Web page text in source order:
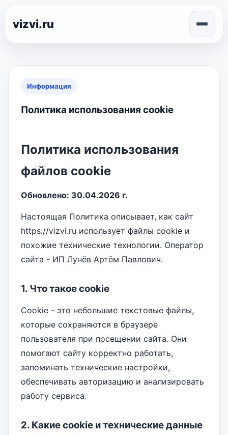
vizvi.ru
Информация
Политика использования cookie
Политика использования
файлов cookie
Обновлено: 30.04.2026 г.
Настоящая Политика описывает, как сайт
https://vizvi.ru использует файлы cookie и
похожие технические технологии. Оператор
сайта - ИП Лунёв Артём Павлович.
1. Что такое cookie
Cookie - это небольшие текстовые файлы,
которые сохраняются в браузере
пользователя при посещении сайта. Они
помогают сайту корректно работать,
запоминать технические настройки,
обеспечивать авторизацию и анализировать
работу сервиса.
2. Какие cookie и технические данные